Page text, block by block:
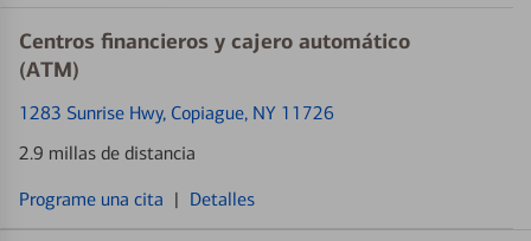
Centros financieros y cajero automático
(ATM)
1283 Sunrise Hwy, Copiague, NY 11726
2.9 millas de distancia
Programe una cita | Detalles